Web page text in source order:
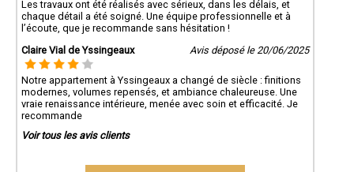
Les travaux ont été réalisés avec sérieux, dans les délais, et
chaque détail a été soigné. Une équipe professionnelle et à
l’écoute, que je recommande sans hésitation !
Claire Vial de Yssingeaux
Avis déposé le 20/06/2025
Notre appartement à Yssingeaux a changé de siècle : finitions
modernes, volumes repensés, et ambiance chaleureuse. Une
vraie renaissance intérieure, menée avec soin et efficacité. Je
recommande
Voir tous les avis clients